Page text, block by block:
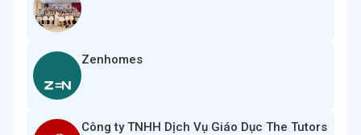
Zenhomes
Công ty TNHH Dịch Vụ Giáo Dục The Tutors